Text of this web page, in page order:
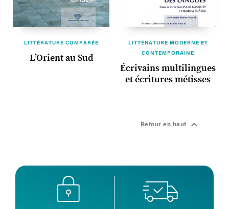
LITTÉRATURE COMPARÉE
L’Orient au Sud
LITTÉRATURE MODERNE ET
CONTEMPORAINE
Écrivains multilingues
et écritures métisses
Retour en haut 